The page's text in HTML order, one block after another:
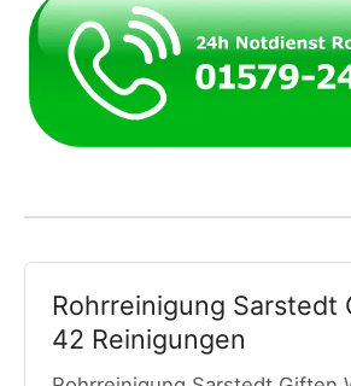
Rohrreinigung Sarstedt
42 Reinigungen